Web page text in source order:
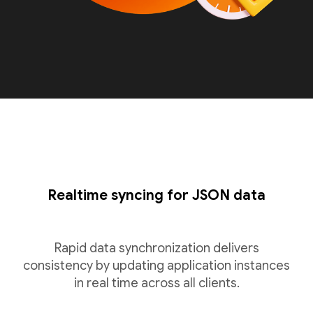
Realtime syncing for JSON data
Rapid data synchronization delivers
consistency by updating application instances
in real time across all clients.